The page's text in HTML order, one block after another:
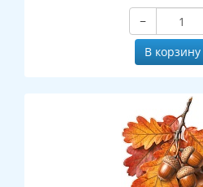
−
В корзину